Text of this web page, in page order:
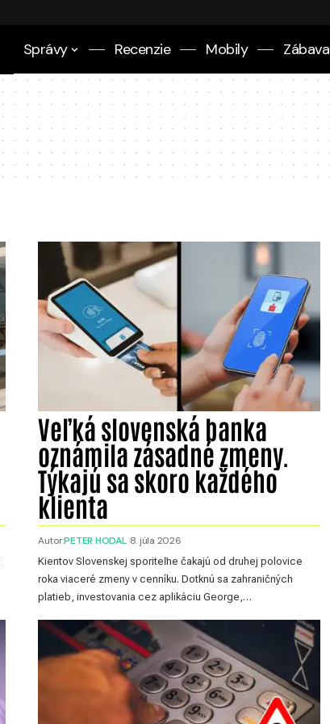
Správy Recenzie Mobily Zábava
Veľká slovenská banka
oznámila zásadné zmeny.
Týkajú sa skoro každého
klienta
Autor:PETER HODAL 8. júla 2026
Kientov Slovenskej sporiteľne čakajú od druhej polovice
roka viaceré zmeny v cenníku. Dotknú sa zahraničných
platieb, investovania cez aplikáciu George,…